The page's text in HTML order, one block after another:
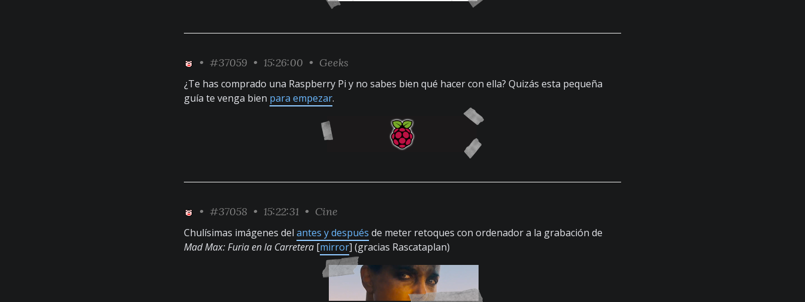
• #37059 • 15:26:00 • Geeks
¿Te has comprado una Raspberry Pi y no sabes bien qué hacer con ella? Quizás esta pequeña
guía te venga bien para empezar.
• #37058 • 15:22:31 • Cine
Chulísimas imágenes del antes y después de meter retoques con ordenador a la grabación de
Mad Max: Furia en la Carretera [mirror] (gracias Rascataplan)